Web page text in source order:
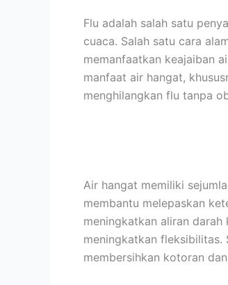
Flu adalah salah satu
cuaca. Salah satu cara
memanfaatkan keajaiban
manfaat air hangat,
menghilangkan flu tanpa
Air hangat memiliki
membantu melepaskan
meningkatkan aliran
meningkatkan
membersihkan kotoran